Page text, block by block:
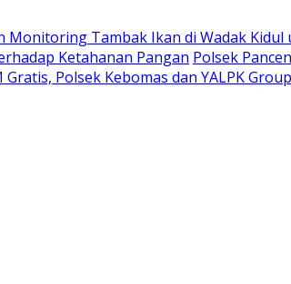
Monitoring Tambak Ikan di Wadak
Ketahanan Pangan Polsek
Polsek Kebomas dan YALPK